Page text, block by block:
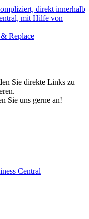
direkt innerhalb
mit Hilfe von
Replace
Sie direkte Links zu
Sie uns gerne an!
Central